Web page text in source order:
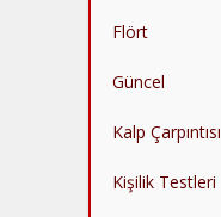
Flört
Güncel
Kalp Çarpıntısı
Kişilik Testleri